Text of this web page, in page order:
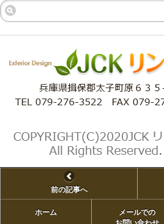
前の記事へ
ホーム
メールでの